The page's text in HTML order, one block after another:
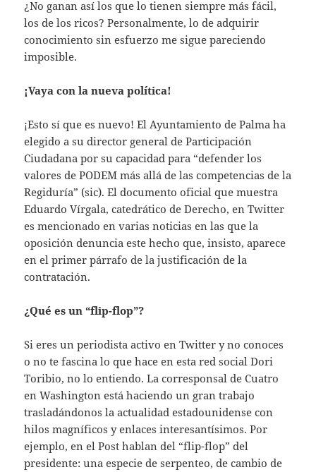
¿No ganan así los que lo tienen siempre más fácil,
los de los ricos? Personalmente, lo de adquirir
conocimiento sin esfuerzo me sigue pareciendo
imposible.
¡Vaya con la nueva política!
¡Esto sí que es nuevo! El Ayuntamiento de Palma ha
elegido a su director general de Participación
Ciudadana por su capacidad para “defender los
valores de PODEM más allá de las competencias de la
Regiduría” (sic). El documento oficial que muestra
Eduardo Vírgala, catedrático de Derecho, en Twitter
es mencionado en varias noticias en las que la
oposición denuncia este hecho que, insisto, aparece
en el primer párrafo de la justificación de la
contratación.
¿Qué es un “flip-flop”?
Si eres un periodista activo en Twitter y no conoces
o no te fascina lo que hace en esta red social Dori
Toribio, no lo entiendo. La corresponsal de Cuatro
en Washington está haciendo un gran trabajo
trasladándonos la actualidad estadounidense con
hilos magníficos y enlaces interesantísimos. Por
ejemplo, en el Post hablan del “flip-flop” del
presidente: una especie de serpenteo, de cambio de